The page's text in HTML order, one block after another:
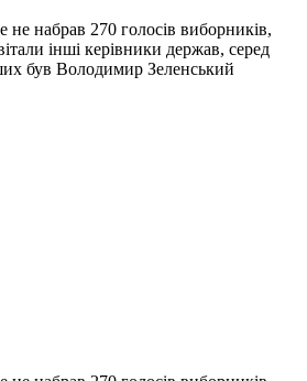
набрав 270 голосів виборників,
інші керівники держав, серед
був Володимир Зеленський